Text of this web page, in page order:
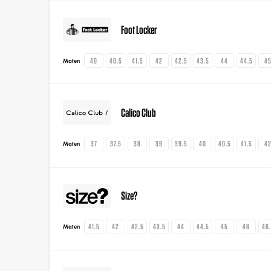
Foot Locker
Maten 40 40.5 41.5 42 42.5 43.5 44 44.5 45
Calico Club
Maten 37 37.5 38 39 39.5 40 40.5 41.5 42
Size?
Maten 41.5 42 42.5 43.5 44 44.5 45 46